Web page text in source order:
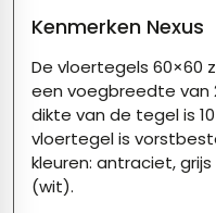
Kenmerken Nexus
De vloertegels 60×60
een voegbreedte van
dikte van de tegel is
vloertegel is
kleuren: antraciet,
(wit).